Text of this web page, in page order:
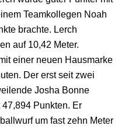
Teamkollegen Noah
brachte. Lerch
auf 10,42 Meter.
einer neuen Hausmarke
Der erst seit zwei
Josha Bonne
Punkten. Er
um fast zehn Meter